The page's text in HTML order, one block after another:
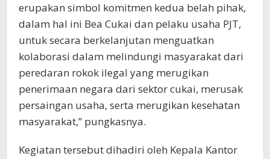
erupakan simbol komitmen kedua belah pihak,
dalam hal ini Bea Cukai dan pelaku usaha PJT,
untuk secara berkelanjutan menguatkan
kolaborasi dalam melindungi masyarakat dari
peredaran rokok ilegal yang merugikan
penerimaan negara dari sektor cukai, merusak
persaingan usaha, serta merugikan kesehatan
masyarakat,” pungkasnya.
Kegiatan tersebut dihadiri oleh Kepala Kantor